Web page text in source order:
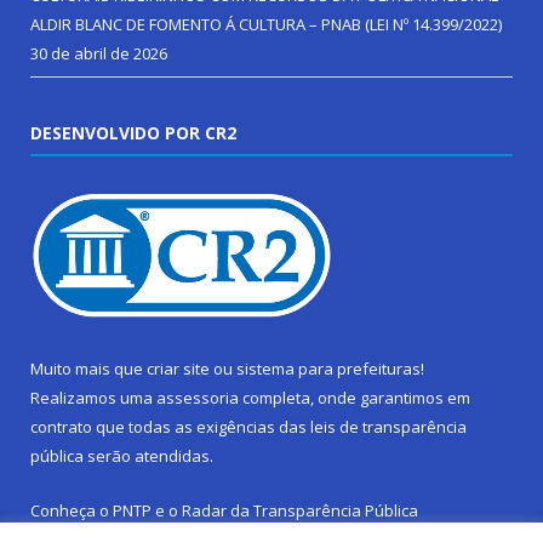
ALDIR BLANC DE FOMENTO Á CULTURA – PNAB (LEI Nº 14.399/2022)
30 de abril de 2026
DESENVOLVIDO POR CR2
Muito mais que criar site ou sistema para prefeituras!
Realizamos uma assessoria completa, onde garantimos em
contrato que todas as exigências das leis de transparência
pública serão atendidas.
Conheça o PNTP e o Radar da Transparência Pública